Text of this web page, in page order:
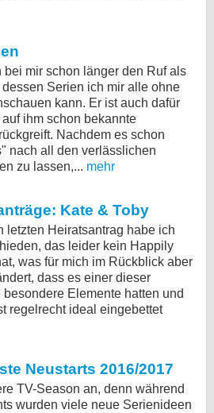
bei mir schon länger den Ruf als
Serien ich mir alle ohne
kann. Er ist auch dafür
ihm schon bekannte
Nachdem es schon
nach all den verlässlichen
zu lassen,... mehr
Kate & Toby
letzten Heiratsantrag habe ich
das leider kein Happily
was für mich im Rückblick aber
dass es einer dieser
Elemente hatten und
regelrecht ideal eingebettet
Neustarts 2016/2017
TV-Season an, denn während
wurden viele neue Serienideen